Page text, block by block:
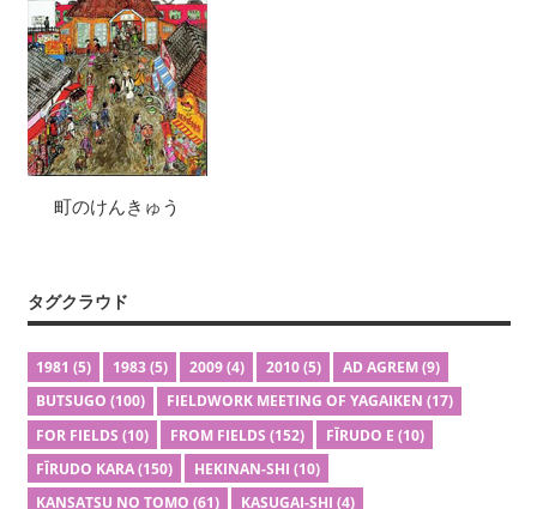
町のけんきゅう
タグクラウド
1981 (5) 1983(5) 2009(4) 2010(5) AD AGREM(9)
BUTSUGO (100) FIELDWORK MEETING OF YAGAIKEN (17)
FOR FIELDS (10) FROM FIELDS (152) FĪRUDO E (10)
FĪRUDO KARA(150) HEKINAN-SHI (10)
KANSATSU NO TOMO (61) KASUGAI-SHI (4)